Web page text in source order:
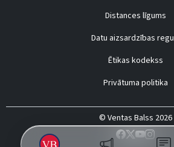
Distances līgums
Datu aizsardzības
Ētikas kodekss
Privātuma politika
© Ventas Balss 2026